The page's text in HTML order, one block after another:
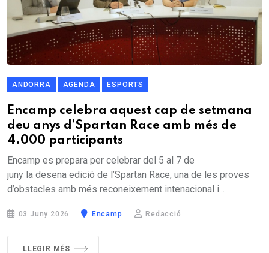
ANDORRA AGENDA ESPORTS
Encamp celebra aquest cap de setmana
deu anys d’Spartan Race amb més de
4.000 participants
Encamp es prepara per celebrar del 5 al 7 de
juny la desena edició de l’Spartan Race, una de les proves
d’obstacles amb més reconeixement intenacional i...
03 Juny 2026 Encamp Redacció
LLEGIR MÉS